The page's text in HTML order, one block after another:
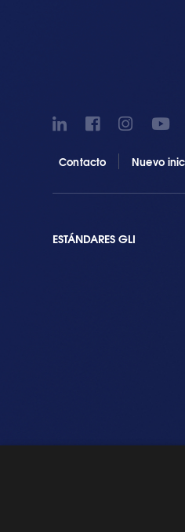
Contacto Nuevo
ESTÁNDARES GLI